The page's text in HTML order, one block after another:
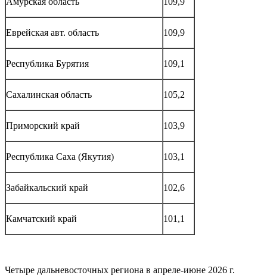
Еврейская авт. область 109,9
Республика Бурятия 109,1
Сахалинская область 105,2
Приморский край 103,9
Республика Саха (Якутия) 103,1
Забайкальский край 102,6
Камчатский край 101,1
Четыре дальневосточных региона в апреле-июне 2026 г.